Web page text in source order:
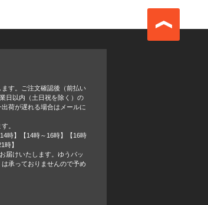
す。ご注文確認後（前払い
日以内（土日祝を除く）の
荷が遅れる場合はメールに
。
時】【14時～16時】【16時
時】
届けいたします。ゆうパッ
承っておりませんので予め